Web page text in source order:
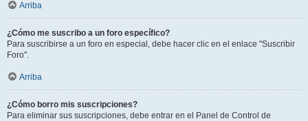
Arriba
¿Cómo me suscribo a un foro específico?
Para suscribirse a un foro en especial, debe hacer clic en el enlace "Suscribir
Foro".
Arriba
¿Cómo borro mis suscripciones?
Para eliminar sus suscripciones, debe entrar en el Panel de Control de